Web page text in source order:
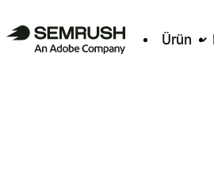
Ürün